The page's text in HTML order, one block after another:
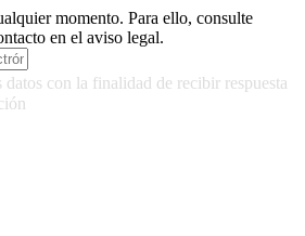
momento. Para ello, consulte
en el aviso legal.
con la finalidad de recibir respuesta